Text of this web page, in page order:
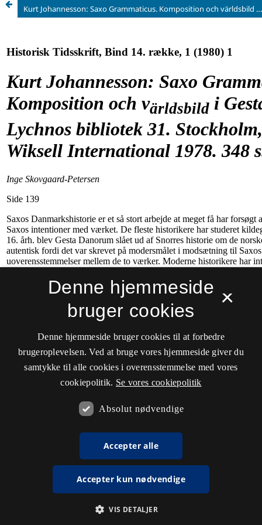
Kurt Johannesson: Saxo Grammaticus. Komposition och världsbild i Gesta Danorum. Lychnos bibliotek 31. Stockholm, Almquist & Wiksell International 1978. 348 s. 110 sv. kr.
×
Denne hjemmeside
bruger cookies
Denne hjemmeside bruger cookies til at forbedre
brugeroplevelsen. Ved at bruge vores hjemmeside giver du
samtykke til alle cookies i overensstemmelse med vores
cookiepolitik. Se vores cookiepolitik
Absolut nødvendige
Accepter alle
Accepter kun nødvendige
VIS DETALJER